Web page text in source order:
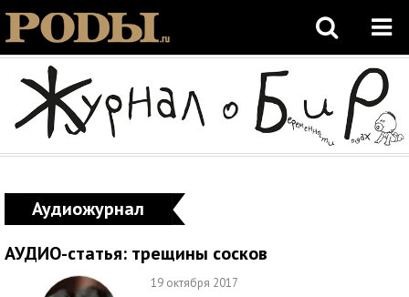
Аудиожурнал
АУДИО-статья: трещины сосков
19 октября 2017